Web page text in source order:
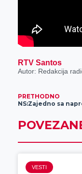
RTV Santos
Autor: Redakcija
PRETHODNO
VESTI